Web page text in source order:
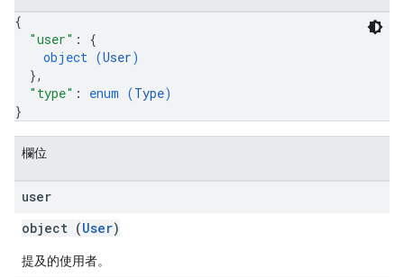
{
"user" : {
object (User)
},
"type" : enum (Type)
}
欄位
user
object (User)
提及的使用者。